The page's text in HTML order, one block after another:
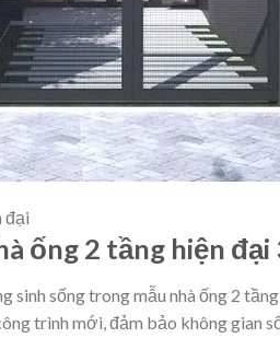
đại
ống 2 tầng hiện đại
sinh sống trong mẫu nhà ống 2
trình mới, đảm bảo không gian